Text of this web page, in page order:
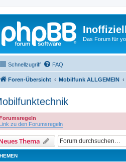
Das Forum für
Schnellzugriff FAQ
Foren-Übersicht Mobilfunk ALLGEMEIN
Link zu den Forumsregeln
Thema